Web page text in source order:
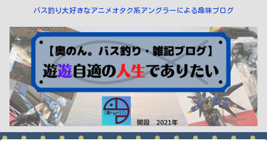
バス釣り大好きなアニメオタク系アングラーによる趣味ブログ